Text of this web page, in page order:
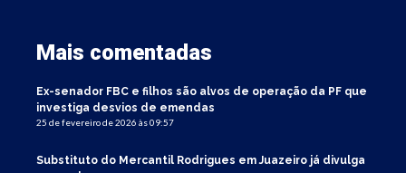
Mais comentadas
Ex-senador FBC e filhos são alvos de operação da PF que
investiga desvios de emendas
25 de fevereiro de 2026 às 09:57
Substituto do Mercantil Rodrigues em Juazeiro já divulga